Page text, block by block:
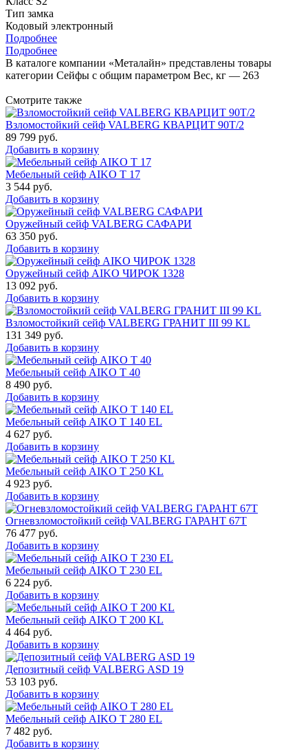
Тип замка
Кодовый электронный
Подробнее
Подробнее
В каталоге компании «Металайн» представлены товары
категории Сейфы с общим параметром Вес, кг — 263
Смотрите также
Взломостойкий сейф VALBERG КВАРЦИТ 90Т/2
89 799 руб.
Добавить в корзину
Мебельный сейф AIKO Т 17
3 544 руб.
Добавить в корзину
Оружейный сейф VALBERG САФАРИ
63 350 руб.
Добавить в корзину
Оружейный сейф AIKO ЧИРОК 1328
13 092 руб.
Добавить в корзину
Взломостойкий сейф VALBERG ГРАНИТ III 99 KL
131 349 руб.
Добавить в корзину
Мебельный сейф AIKO Т 40
8 490 руб.
Добавить в корзину
Мебельный сейф AIKO T 140 EL
4 627 руб.
Добавить в корзину
Мебельный сейф AIKO T 250 KL
4 923 руб.
Добавить в корзину
Огневзломостойкий сейф VALBERG ГАРАНТ 67T
76 477 руб.
Добавить в корзину
Мебельный сейф AIKO T 230 EL
6 224 руб.
Добавить в корзину
Мебельный сейф AIKO T 200 KL
4 464 руб.
Добавить в корзину
Депозитный сейф VALBERG ASD 19
53 103 руб.
Добавить в корзину
Мебельный сейф AIKO T 280 EL
7 482 руб.
Добавить в корзину